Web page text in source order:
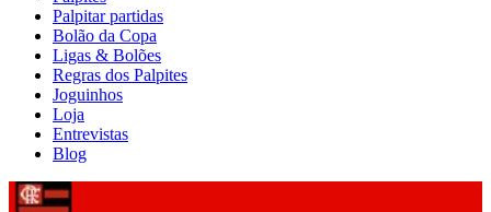
Palpitar partidas
Bolão da Copa
Ligas & Bolões
Regras dos Palpites
Joguinhos
Loja
Entrevistas
Blog